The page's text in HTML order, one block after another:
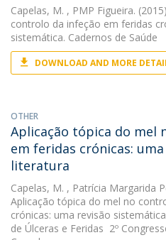
Capelas, M. , PMP Figueira.
controlo da infeção em feridas
sistemática. Cadernos de Saúde
DOWNLOAD AND MORE
OTHER
Aplicação tópica do mel
em feridas crónicas:
literatura
Capelas, M. , Patrícia Margarida
Aplicação tópica do mel no
crónicas: uma revisão
de Úlceras e Feridas  2º